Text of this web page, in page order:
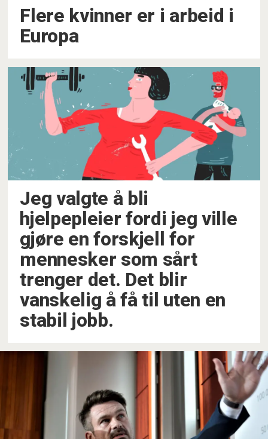
Flere kvinner er i arbeid i
Europa
Jeg valgte å bli
hjelpepleier fordi jeg ville
gjøre en forskjell for
mennesker som sårt
trenger det. Det blir
vanskelig å få til uten en
stabil jobb.